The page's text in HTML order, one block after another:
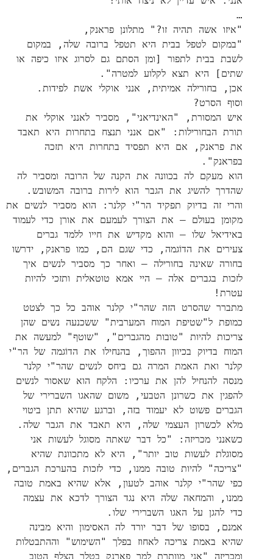
…
"איזו אשה תהיה זו?" מתלונן פראנק,
"במקום לטפל בבית היא תטפל ברובה שלה, במקום
לשבת בבית לתפור [ומן הסתם גם לסרוג איזו כיפה או
שתים] היא תצא לקלוע למטרה".
אכן, בחורילה אמיתית, אנני אוקלי אשת לפידות.
וסוף הסרט?
איש המסורת, "האינדיאני", מסביר לאנני אוקלי את
תורת הבחורילות: "אם אנני תנצח בתחרות היא תאבד
את פראנק, אם היא תפסיד בתחרות היא תזכה
בפראנק".
הוא מעקם לה בכוונה את הקנה של הרובה ומסביר לה
שהדרך להשיג את הגבר הוא לירות ברובה המשובש.
והרי זה בדיוק תפקיד הר"י קלנר: הוא מסביר לנשים את
מקומן בעולם – את הצורך לעמעם את אורן כדי לעמוד
באידיאל שלו – והוא מקדיש את חייו ללמד גברים
צעירים את הדוֹגמה, כדי שגם הם, כמו פראנק, ידרשו
בחורה שאינה בחורילה – ואחר כך מסביר לנשים איך
לזכות בגברים אלה – היי אמא טוטאלית ותזכי להיות
עטרת!
מתברר שהסרט הזה שהר"י קלנר אוהב כל כך לצטט
כמופת ל"שטיפת המוח המערבית" ששכנעה נשים שהן
צריכות להיות "טובות מהגברים", "שוטף" למעשה את
המוח בדיוק בכיוון ההפוך, בהנחילו את הדוֹגמה של הר"י
קלנר ואת האמת המרה גם ביחס לנשים שהר"י קלנר
מנסה להנחיל להן את ערכיו: הלקח הוא שאסור לנשים
להפגין את כשרונן הטבעי, משום שהאגו השברירי של
הגברים פשוט לא יעמוד בזה, וברגע שהיא תתן ביטוי
מלא לכשרון העצמי שלה, היא תאבד את הגבר שלה.
כשאנני מכריזה: "כל דבר שאתה מסוגל לעשות אני
מסוגלת לעשות טוב יותר", היא לא מתכוונת שהיא
"צריכה" להיות טובה ממנו, כדי לזכות בהערכת הגברים,
כפי שהר"י קלנר אוהב לטעון, אלא שהיא באמת טובה
ממנו, והמחאה שלה היא נגד הצורך לדכא את עצמה
כדי להגן על האגו השברירי שלו.
אמנם, בסופו של דבר יורד לה האסימון והיא מבינה
שהיא באמת צריכה לאחוז בפלך "השימוש" וההתבטלות
ומכריזה "אני מוותרת למר פארנק בטלר הצלף הטוב